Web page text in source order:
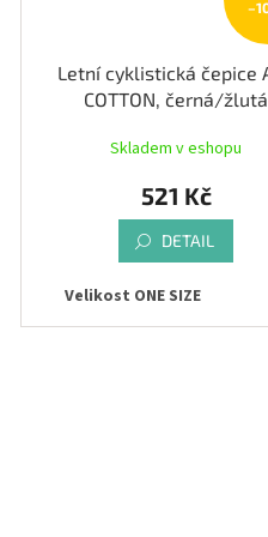
Letní cyklistická čepice
COTTON, černá/žlutá
Skladem v eshopu
521 Kč
DETAIL
Velikost ONE SIZE